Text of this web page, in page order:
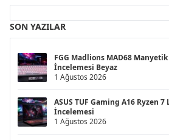
SON YAZILAR
FGG Madlions MAD68
İncelemesi Beyaz
1 Ağustos 2026
ASUS TUF Gaming A16 Ryzen
İncelemesi
1 Ağustos 2026